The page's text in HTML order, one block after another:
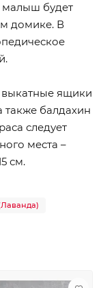
малыш будет
домике. В
ящики
также балдахин
следует
места –
см.